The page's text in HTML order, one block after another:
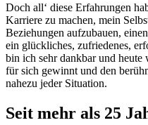
Doch all‘ diese Erfahrungen
Karriere zu machen, mein
Beziehungen aufzubauen,
ein glückliches, zufriedenes,
bin ich sehr dankbar und
für sich gewinnt und den
nahezu jeder Situation.
Seit mehr als 25